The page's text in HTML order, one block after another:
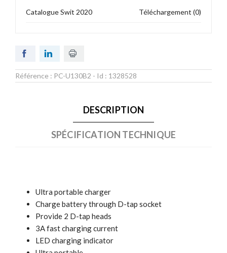
Catalogue Swit 2020 Téléchargement (0)
Référence : PC-U130B2 - Id : 1328528
DESCRIPTION
SPÉCIFICATION TECHNIQUE
Ultra portable charger
Charge battery through D-tap socket
Provide 2 D-tap heads
3A fast charging current
LED charging indicator